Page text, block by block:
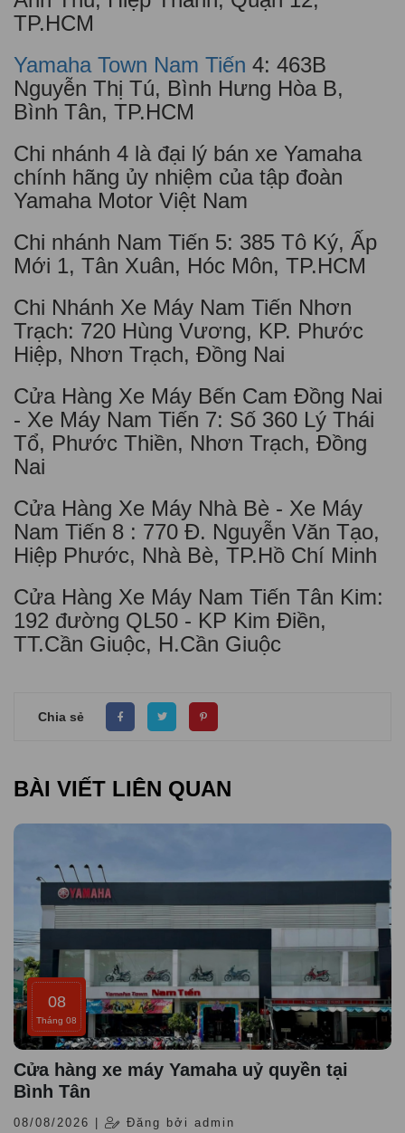
TP.HCM
Yamaha Town Nam Tiến 4: 463B
Nguyễn Thị Tú, Bình Hưng Hòa B,
Bình Tân, TP.HCM
Chi nhánh 4 là đại lý bán xe Yamaha
chính hãng ủy nhiệm của tập đoàn
Yamaha Motor Việt Nam
Chi nhánh Nam Tiến 5: 385 Tô Ký, Ấp
Mới 1, Tân Xuân, Hóc Môn, TP.HCM
Chi Nhánh Xe Máy Nam Tiến Nhơn
Trạch: 720 Hùng Vương, KP. Phước
Hiệp, Nhơn Trạch, Đồng Nai
Cửa Hàng Xe Máy Bến Cam Đồng Nai
- Xe Máy Nam Tiến 7: Số 360 Lý Thái
Tổ, Phước Thiền, Nhơn Trạch, Đồng
Nai
Cửa Hàng Xe Máy Nhà Bè - Xe Máy
Nam Tiến 8 : 770 Đ. Nguyễn Văn Tạo,
Hiệp Phước, Nhà Bè, TP.Hồ Chí Minh
Cửa Hàng Xe Máy Nam Tiến Tân Kim:
192 đường QL50 - KP Kim Điền,
TT.Cần Giuộc, H.Cần Giuộc
Chia sẻ
BÀI VIẾT LIÊN QUAN
08
Tháng 08
Cửa hàng xe máy Yamaha uỷ quyền tại
Bình Tân
08/08/2026 | Đăng bởi admin